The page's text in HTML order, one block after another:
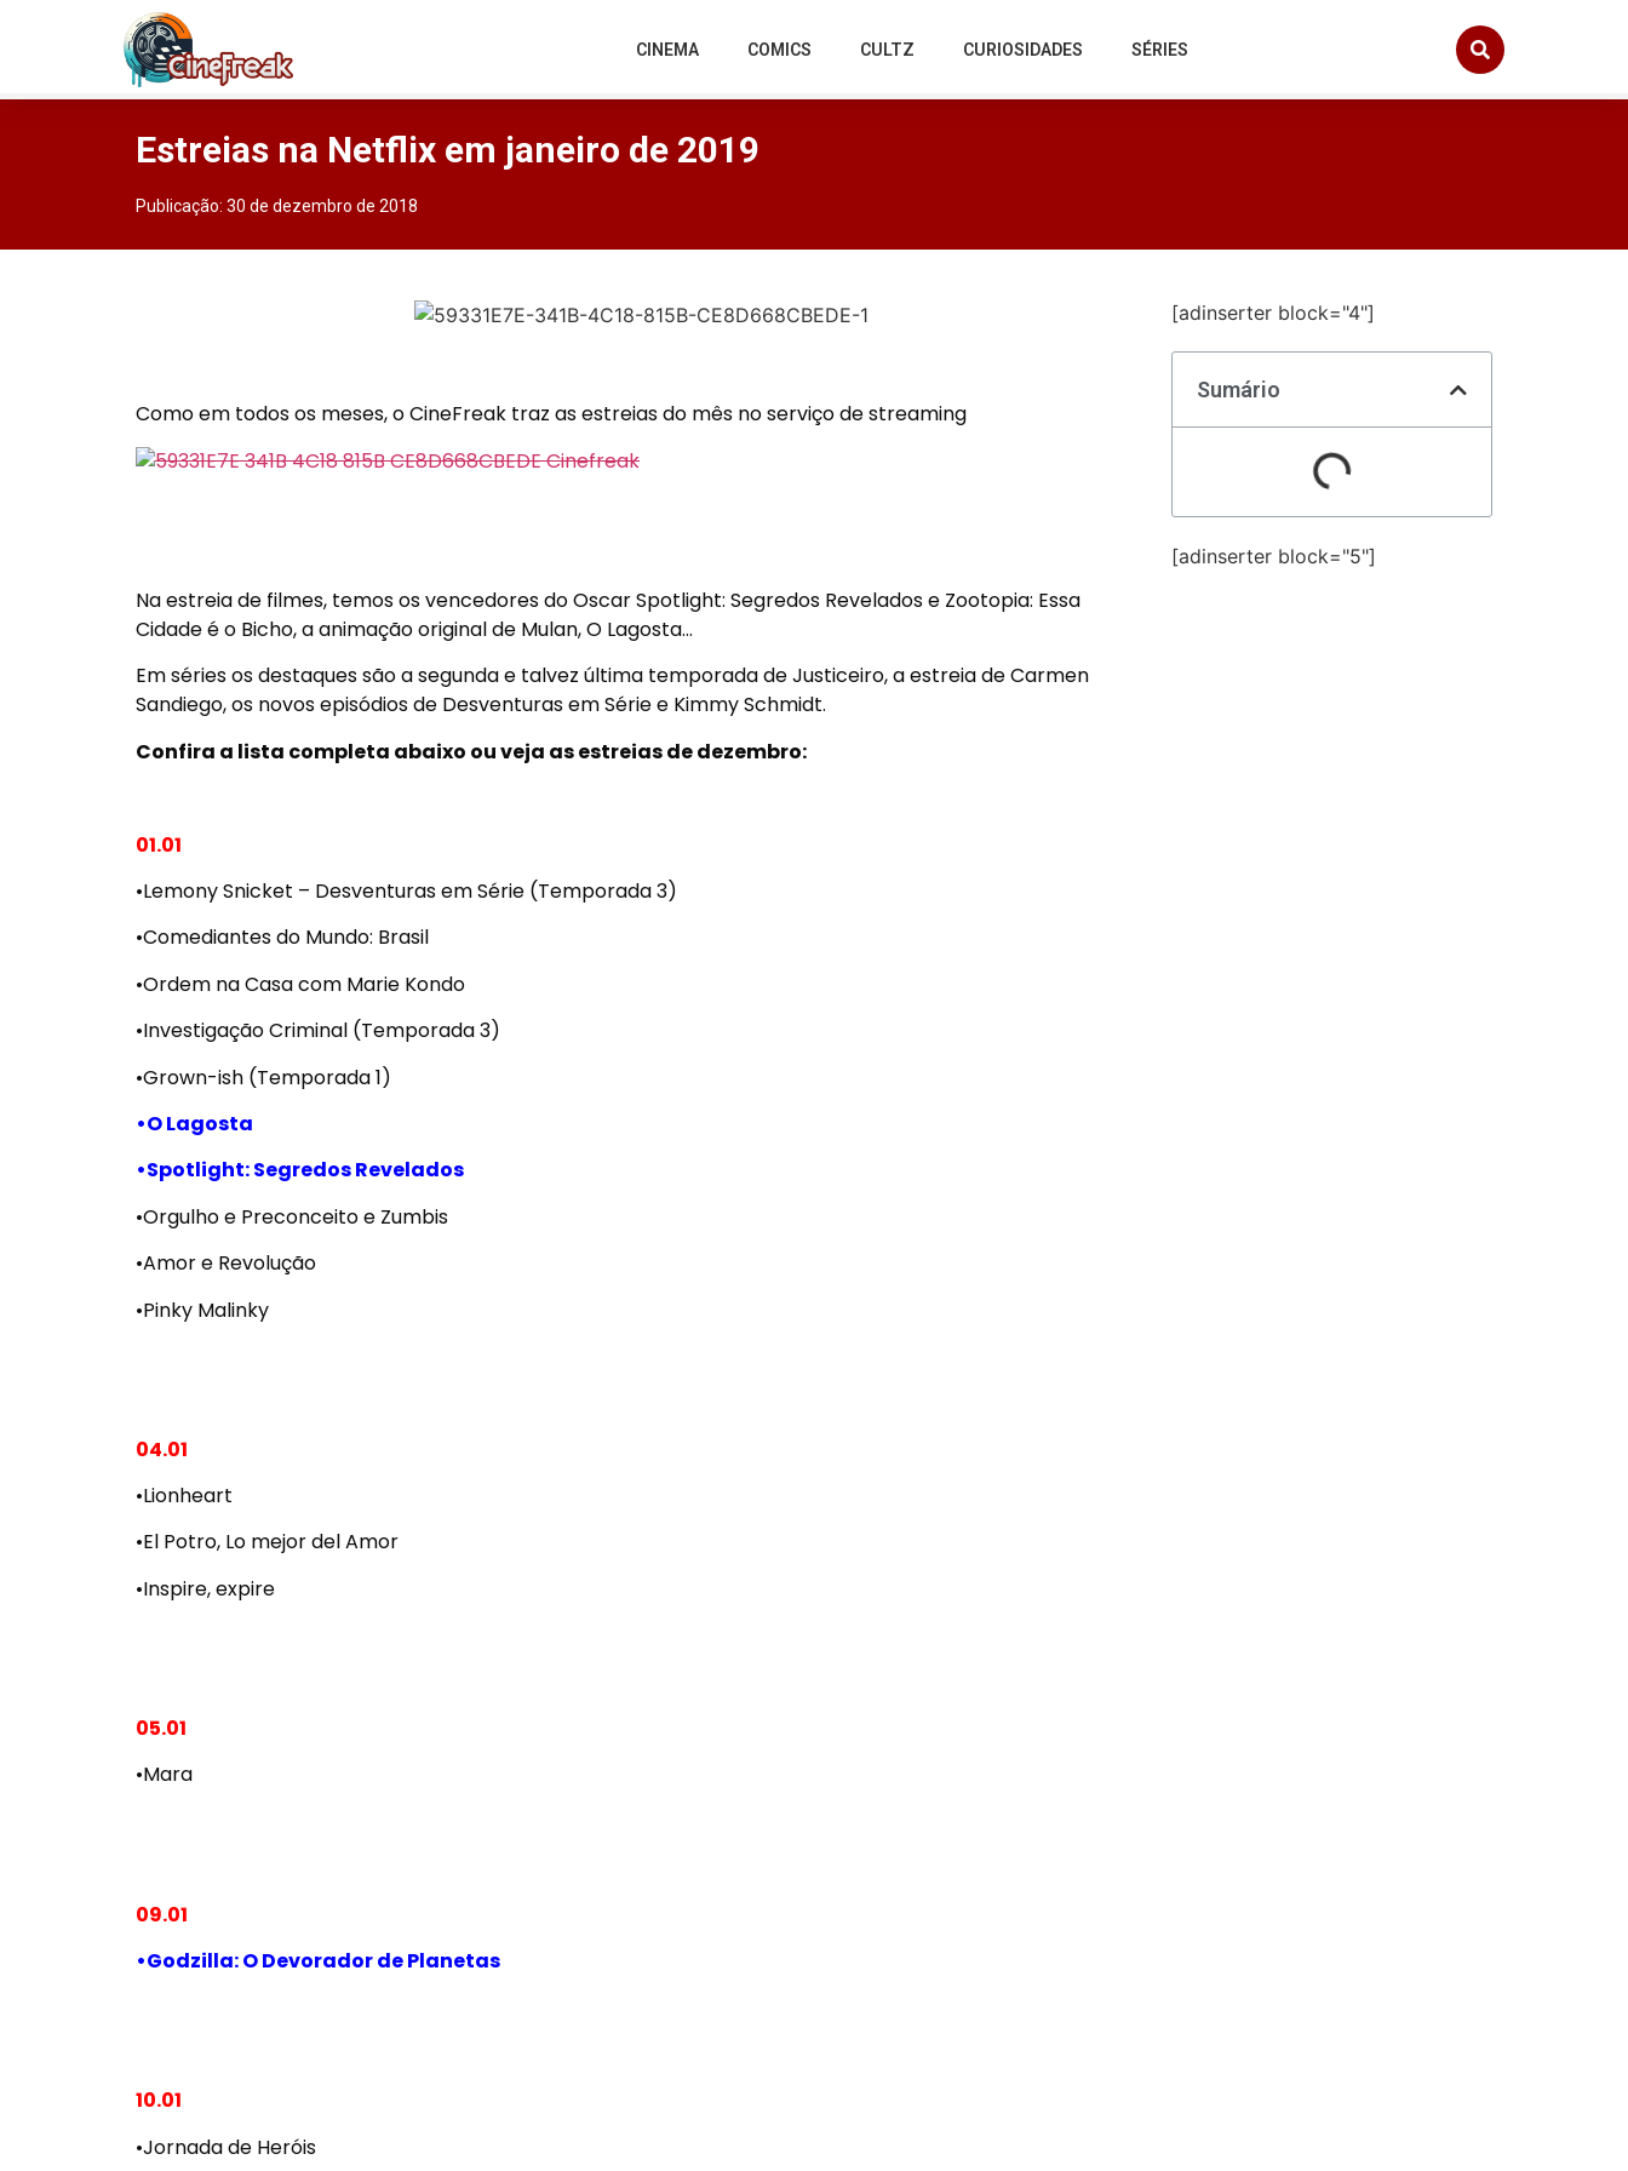
CINEMA COMICS CULTZ CURIOSIDADES SÉRIES
Estreias na Netflix em janeiro de 2019
Publicação: 30 de dezembro de 2018
Como em todos os meses, o CineFreak traz as estreias do mês no serviço de streaming
Na estreia de filmes, temos os vencedores do Oscar Spotlight: Segredos Revelados e Zootopia: Essa
Cidade é o Bicho, a animação original de Mulan, O Lagosta…
Em séries os destaques são a segunda e talvez última temporada de Justiceiro, a estreia de Carmen
Sandiego, os novos episódios de Desventuras em Série e Kimmy Schmidt.
Confira a lista completa abaixo ou veja as estreias de dezembro:
01.01
•Lemony Snicket – Desventuras em Série (Temporada 3)
•Comediantes do Mundo: Brasil
•Ordem na Casa com Marie Kondo
•Investigação Criminal (Temporada 3)
•Grown-ish (Temporada 1)
•O Lagosta
•Spotlight: Segredos Revelados
•Orgulho e Preconceito e Zumbis
•Amor e Revolução
•Pinky Malinky
04.01
•Lionheart
•El Potro, Lo mejor del Amor
•Inspire, expire
05.01
•Mara
09.01
•Godzilla: O Devorador de Planetas
10.01
•Jornada de Heróis
[adinserter block="4"]
Sumário
[adinserter block="5"]